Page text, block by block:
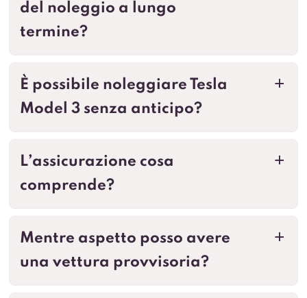
del noleggio a lungo
termine?
a
È possibile noleggiare Tesla
Model 3 senza anticipo?
a
L’assicurazione cosa
comprende?
a
Mentre aspetto posso avere
una vettura provvisoria?